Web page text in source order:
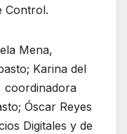
Control.
Mena,
Karina del
coordinadora
Óscar Reyes
Digitales y de